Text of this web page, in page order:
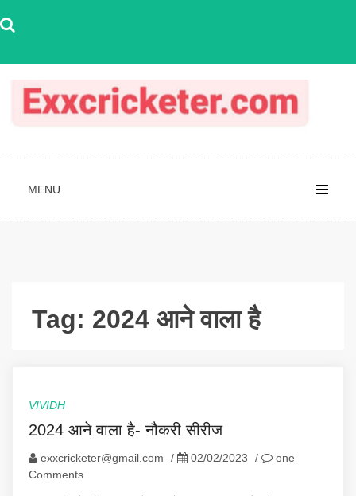
to
MENU
Tag: 2024 आने वाला है
VIVIDH
2024 आने वाला है- नौकरी सीरीज
exxcricketer@gmail.com / 02/02/2023 /
one
Comments